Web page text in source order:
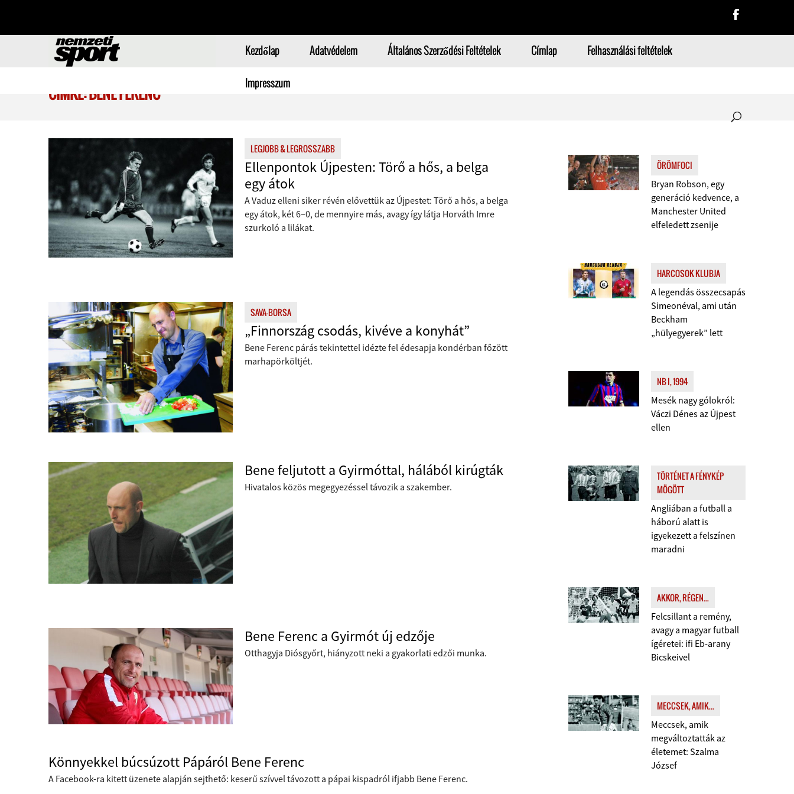
Kezdőlap Adatvédelem Általános Szerződési Feltételek Címlap Felhasználási feltételek
Impresszum
CÍMKE: BENE FERENC
LEGJOBB & LEGROSSZABB
Ellenpontok Újpesten: Törő a hős, a belga
egy átok
A Vaduz elleni siker révén elővettük az Újpestet: Törő a hős, a belga
egy átok, két 6–0, de mennyire más, avagy így látja Horváth Imre
szurkoló a lilákat.
SAVA-BORSA
„Finnország csodás, kivéve a konyhát”
Bene Ferenc párás tekintettel idézte fel édesapja kondérban főzött
marhapörköltjét.
Bene feljutott a Gyirmóttal, hálából kirúgták
Hivatalos közös megegyezéssel távozik a szakember.
Bene Ferenc a Gyirmót új edzője
Otthagyja Diósgyőrt, hiányzott neki a gyakorlati edzői munka.
Könnyekkel búcsúzott Pápáról Bene Ferenc
A Facebook-ra kitett üzenete alapján sejthető: keserű szívvel távozott a pápai kispadról ifjabb Bene Ferenc.
ÖRÖMFOCI
Bryan Robson, egy
generáció kedvence, a
Manchester United
elfeledett zsenije
HARCOSOK KLUBJA
A legendás összecsapás
Simeonéval, ami után
Beckham
„hülyegyerek” lett
NB I, 1994
Mesék nagy gólokról:
Váczi Dénes az Újpest
ellen
TÖRTÉNET A FÉNYKÉP
MÖGÖTT
Angliában a futball a
háború alatt is
igyekezett a felszínen
maradni
AKKOR, RÉGEN...
Felcsillant a remény,
avagy a magyar futball
ígéretei: ifi Eb-arany
Bicskeivel
MECCSEK, AMIK...
Meccsek, amik
megváltoztatták az
életemet: Szalma
József